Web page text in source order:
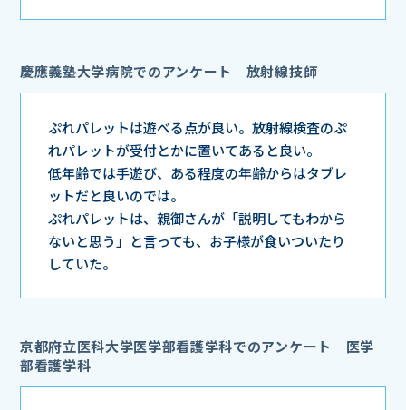
慶應義塾大学病院でのアンケート 放射線技師
ぷれパレットは遊べる点が良い。放射線検査のぷ
れパレットが受付とかに置いてあると良い。
低年齢では手遊び、ある程度の年齢からはタブレ
ットだと良いのでは。
ぷれパレットは、親御さんが「説明してもわから
ないと思う」と言っても、お子様が食いついたり
していた。
京都府立医科大学医学部看護学科でのアンケート 医学
部看護学科